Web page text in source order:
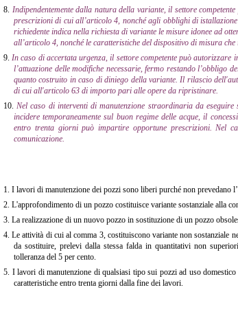
8. Indipendentemente dalla natura della variante, il settore
prescrizioni di cui all’articolo 4, nonché agli obblighi di
richiedente indica nella richiesta di variante le misure idonee ad
all’articolo 4, nonché le caratteristiche del dispositivo di misura
9. In caso di accertata urgenza, il settore competente può
l’attuazione delle modifiche necessarie, fermo restando
quanto costruito in caso di diniego della variante. Il rilascio
di cui all'articolo 63 di importo pari alle opere da ripristinare.
10. Nel caso di interventi di manutenzione straordinaria da
incidere temporaneamente sul buon regime delle acque, il
entro trenta giorni può impartire opportune prescrizioni. Nel
comunicazione.
1. I lavori di manutenzione dei pozzi sono liberi purché non prevedano
2. L'approfondimento di un pozzo costituisce variante sostanziale alla
3. La realizzazione di un nuovo pozzo in sostituzione di un pozzo
4. Le attività di cui al comma 3, costituiscono variante non sostanziale
da sostituire, prelevi dalla stessa falda in quantitativi non
tolleranza del 5 per cento.
5. I lavori di manutenzione di qualsiasi tipo sui pozzi ad uso
caratteristiche entro trenta giorni dalla fine dei lavori.